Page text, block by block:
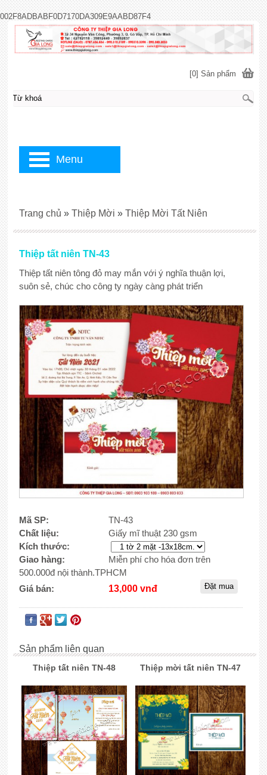
002F8ADBABF0D7170DA309E9AABD87F4
Thiệp tất niên TN-43
Thiệp tất niên tông đỏ may mắn với ý nghĩa thuận lợi,
suôn sẻ, chúc cho công ty ngày càng phát triển
Mã SP:
TN-43
Chất liệu:
Giấy mĩ thuật 230 gsm
Kích thước:
Giao hàng:
Miễn phí cho hóa đơn trên
500.000đ nội thành.TPHCM
Giá bán:
13,000 vnđ
Sản phẩm liên quan
Thiệp tất niên TN-48 Thiệp mời tất niên TN-47
Trang chủ » Thiệp Mời » Thiệp Mời Tất Niên
[0] Sản phẩm
Menu